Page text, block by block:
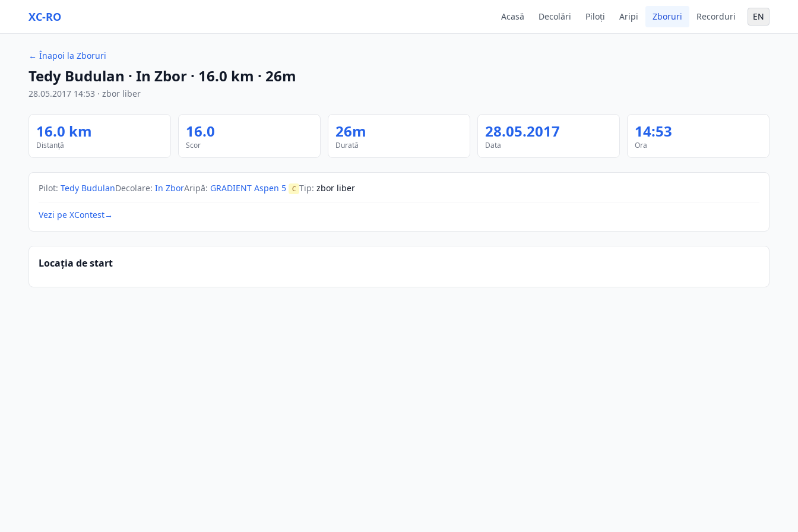
XC-RO Acasă Decolări Piloți Aripi Zboruri Recorduri EN
← Înapoi la Zboruri
Tedy Budulan · In Zbor · 16.0 km · 26m
28.05.2017 14:53 · zbor liber
16.0 km
Distanță
16.0
Scor
26m
Durată
28.05.2017
Data
14:53
Ora
Pilot: Tedy BudulanDecolare: In ZborAripă: GRADIENT Aspen 5 C Tip: zbor liber
Vezi pe XContest→
Locația de start